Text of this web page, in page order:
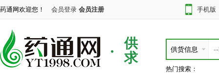
药通网欢迎您！ 会员登录 会员注册 手机版
供
求
供货信息
热门搜索：